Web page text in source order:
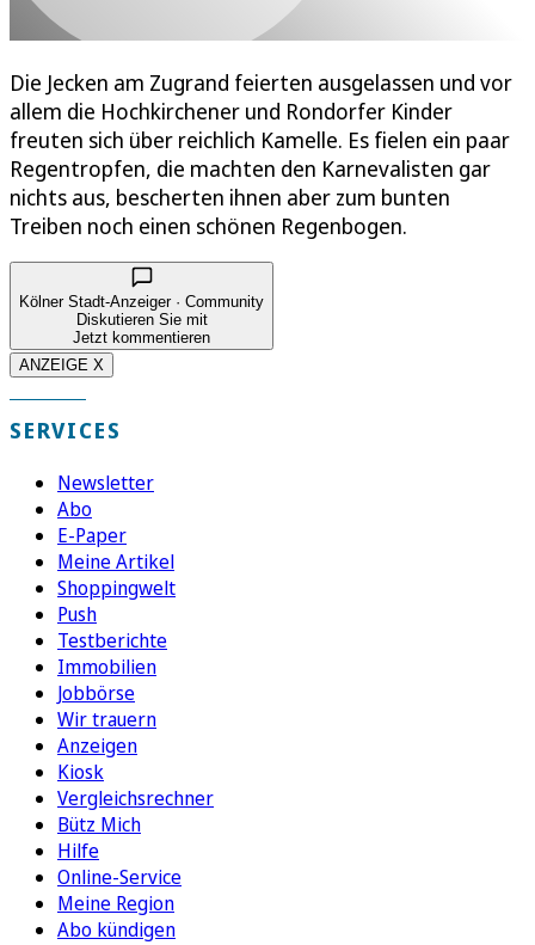
Die Jecken am Zugrand feierten ausgelassen und vor
allem die Hochkirchener und Rondorfer Kinder
freuten sich über reichlich Kamelle. Es fielen ein paar
Regentropfen, die machten den Karnevalisten gar
nichts aus, bescherten ihnen aber zum bunten
Treiben noch einen schönen Regenbogen.
Kölner Stadt-Anzeiger · Community
Diskutieren Sie mit
Jetzt kommentieren
ANZEIGE X
SERVICES
Newsletter
Abo
E-Paper
Meine Artikel
Shoppingwelt
Push
Testberichte
Immobilien
Jobbörse
Wir trauern
Anzeigen
Kiosk
Vergleichsrechner
Bütz Mich
Hilfe
Online-Service
Meine Region
Abo kündigen